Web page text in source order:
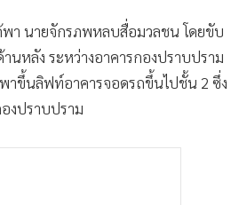
า นายจักรภพหลบสื่อมวลชน โดยขับ
นหลัง ระหว่างอาคารกองปราบปราม
าขึ้นลิฟท์อาคารจอดรถขึ้นไปชั้น 2 ซึ่ง
งปราบปราม